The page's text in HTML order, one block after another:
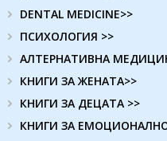
DENTAL MEDICINE>>
ПСИХОЛОГИЯ >>
АЛТЕРНАТИВНА
КНИГИ ЗА ЖЕНАТА>>
КНИГИ ЗА ДЕЦАТА >>
КНИГИ ЗА